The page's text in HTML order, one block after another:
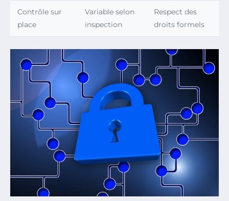
Contrôle sur
place
Variable selon
inspection
Respect des
droits formels